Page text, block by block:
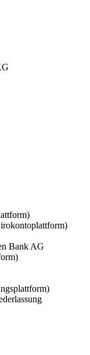
Bank AG